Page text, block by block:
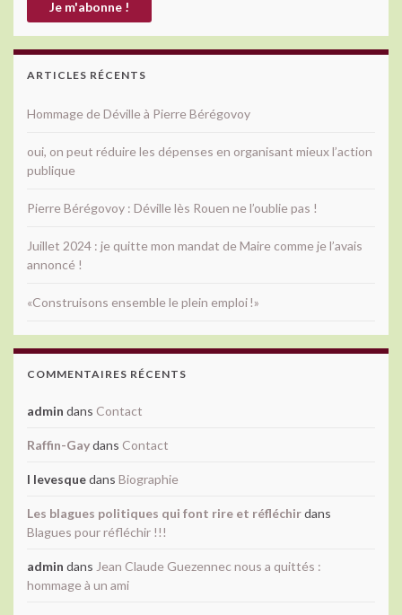
ARTICLES RÉCENTS
Hommage de Déville à Pierre Bérégovoy
oui, on peut réduire les dépenses en organisant mieux l’action
publique
Pierre Bérégovoy : Déville lès Rouen ne l’oublie pas !
Juillet 2024 : je quitte mon mandat de Maire comme je l’avais
annoncé !
«Construisons ensemble le plein emploi !»
COMMENTAIRES RÉCENTS
admin dans Contact
Raffin-Gaydans Contact
l levesquedans Biographie
Les blagues politiques qui font rire et réfléchirdans
Blagues pour réfléchir !!!
admin dans Jean Claude Guezennec nous a quittés :
hommage à un ami